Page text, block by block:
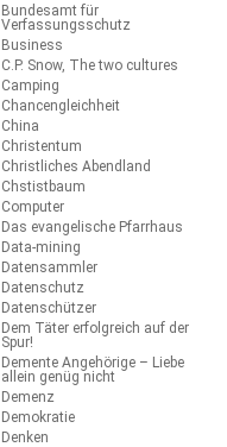
Bundesamt für
Verfassungsschutz
Business
C.P. Snow, The two cultures
Camping
Chancengleichheit
China
Christentum
Christliches Abendland
Chstistbaum
Computer
Das evangelische Pfarrhaus
Data-mining
Datensammler
Datenschutz
Datenschützer
Dem Täter erfolgreich auf der
Spur!
Demente Angehörige – Liebe
allein genüg nicht
Demenz
Demokratie
Denken